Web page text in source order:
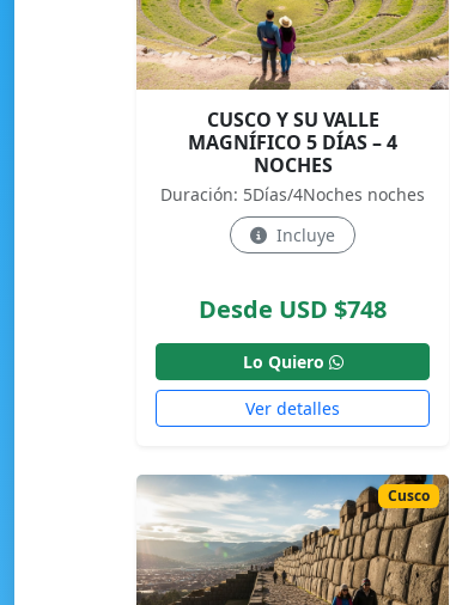
CUSCO Y SU VALLE
MAGNÍFICO 5 DÍAS – 4
NOCHES
Duración: 5Días/4Noches noches
Incluye
Desde USD $748
Lo Quiero
Ver detalles
Cusco